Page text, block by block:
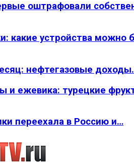
оштрафовали
какие устройства можно
нефтегазовые
и ежевика: турецкие
переехала в Россию и…